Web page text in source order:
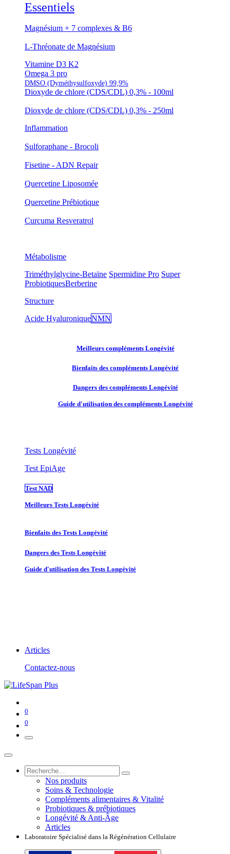
Essentiels
Magnésium + 7 complexes & B6
L-Thréonate de Magnésium
Vitamine D3 K2
Omega 3 pro
DMSO (Dyméthysulfoxyde) 99,9%
Dioxyde de chlore (CDS/CDL) 0,3% - 100ml
Dioxyde de chlore (CDS/CDL) 0,3% - 250ml
Inflammation
Sulforaphane - Brocoli
Fisetine - ADN Repair
Quercetine Liposomée
Quercetine Prébiotique
Curcuma Resveratrol
Métabolisme
Triméthylglycine-Betaïne Spermidine Pro Super
ProbiotiquesBerberine
Structure
Acide HyaluroniqueNMN
Meilleurs compléments Longévité
Bienfaits des compléments Longévité
Dangers des compléments Longévité
Guide d'utilisation des compléments Longévité
Tests Longévité
Test EpiAge
Test NAD
Meilleurs Tests Longévité
Bienfaits des Tests Longévité
Dangers des Tests Longévité
Guide d'utilisation des Tests Longévité
Articles
Contactez-nous
0
0
Nos produits
Soins & Technologie
Compléments alimentaires & Vitalité
Probiotiques & prébiotiques
Longévité & Anti-Âge
Articles
Laboratoire Spécialisé dans la Régénération Cellulaire